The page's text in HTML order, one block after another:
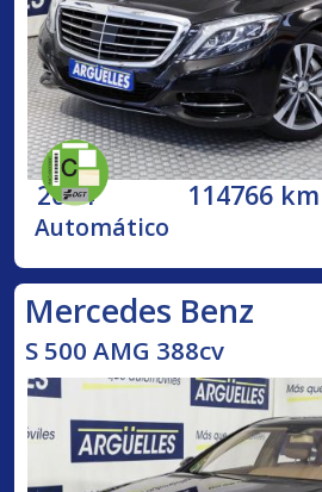
2014 114766 km
Automático
Mercedes Benz
S 500 AMG 388cv